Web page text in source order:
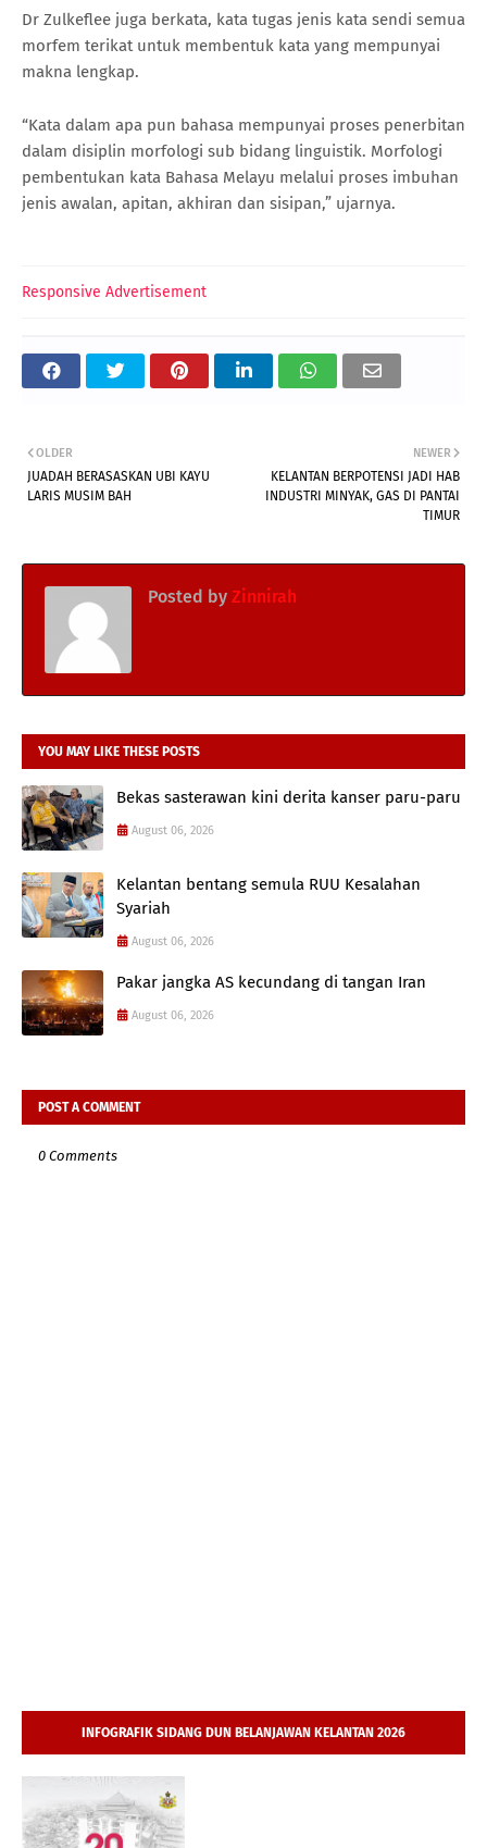
Dr Zulkeflee juga berkata, kata tugas jenis kata sendi semua
morfem terikat untuk membentuk kata yang mempunyai
makna lengkap.
“Kata dalam apa pun bahasa mempunyai proses penerbitan
dalam disiplin morfologi sub bidang linguistik. Morfologi
pembentukan kata Bahasa Melayu melalui proses imbuhan
jenis awalan, apitan, akhiran dan sisipan,” ujarnya.
Responsive Advertisement
NEWER
KELANTAN BERPOTENSI JADI HAB
INDUSTRI MINYAK, GAS DI PANTAI
TIMUR
OLDER
JUADAH BERASASKAN UBI KAYU
LARIS MUSIM BAH
Posted by Zinnirah
YOU MAY LIKE THESE POSTS
Bekas sasterawan kini derita kanser paru-paru
August 06, 2026
Kelantan bentang semula RUU Kesalahan
Syariah
August 06, 2026
Pakar jangka AS kecundang di tangan Iran
August 06, 2026
POST A COMMENT
0 Comments
INFOGRAFIK SIDANG DUN BELANJAWAN KELANTAN 2026